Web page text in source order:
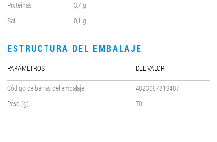
Proteínas
3,7 g
Sal
0,1 g
ESTRUCTURA DEL EMBALAJE
PARÁMETROS DEL VALOR
Código de barras del embalaje
4823097819487
Peso (g)
70